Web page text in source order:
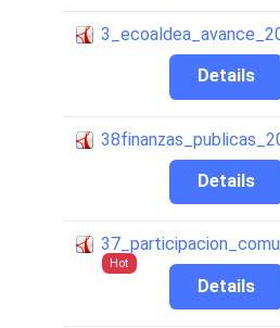
Details
Details
Hot
Details